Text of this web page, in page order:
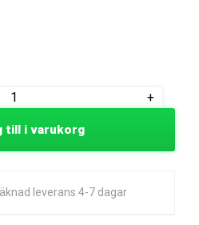
+
till i varukorg
leverans 4-7 dagar